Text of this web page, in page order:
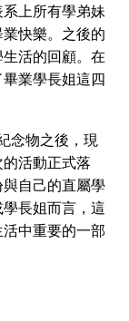
上所有學弟妹
快樂。之後的
活的回顧。在
業學長姐這四
念物之後，現
活動正式落
自己的直屬學
長姐而言，這
中重要的一部